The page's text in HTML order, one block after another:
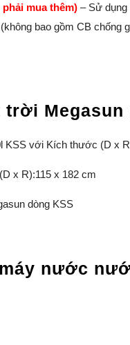
mua thêm) – Sử dụng
bao gồm CB chống
Megasun
với Kích thước (D x
x R):115 x 182 cm
dòng KSS
nước